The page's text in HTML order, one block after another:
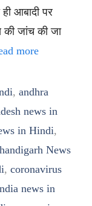
आबादी पर
की जांच की जा
more
, andhra
news in
in Hindi,
News
, coronavirus
news in